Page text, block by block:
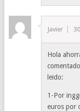
Javier
Hola
leido:
1-Por
euros por